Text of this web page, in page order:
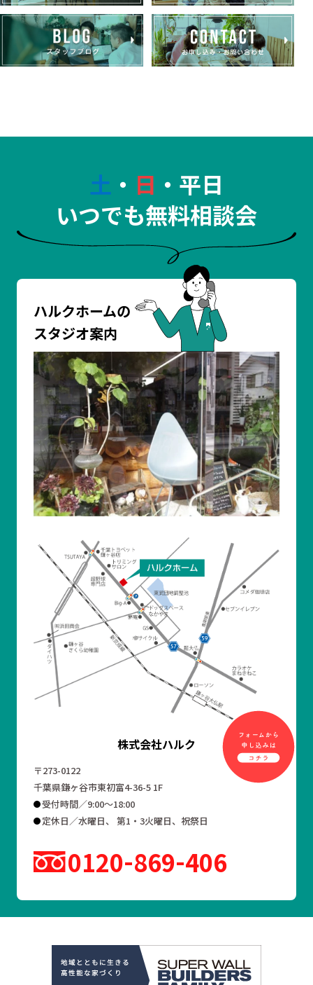
土 ・ 日 ・平日
いつでも無料相談会
ハルクホームの
スタジオ案内
株式会社ハルク
〒273-0122
千葉県鎌ヶ谷市東初富4-36-5 1F
受付時間／9:00～18:00
定休日／水曜日、 第1・3火曜日、祝祭日
0120 869 406